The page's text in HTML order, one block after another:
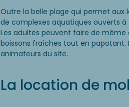
Outre la belle plage qui permet aux
de complexes aquatiques ouverts
Les adultes peuvent faire de même
boissons fraîches tout en papotant.
animateurs du site.
La location de